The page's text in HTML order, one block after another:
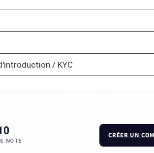
/ KYC
NOTE
CRÉER UN